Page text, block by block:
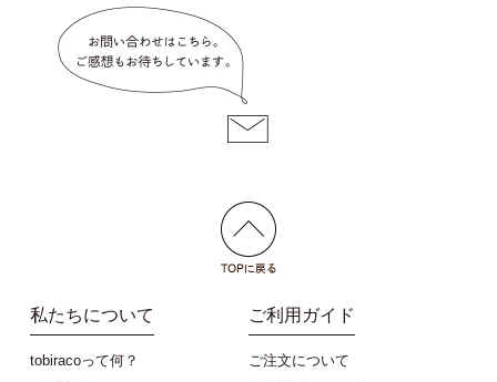
私たちについて
tobiracoって何？
ご利用ガイド
ご注文について